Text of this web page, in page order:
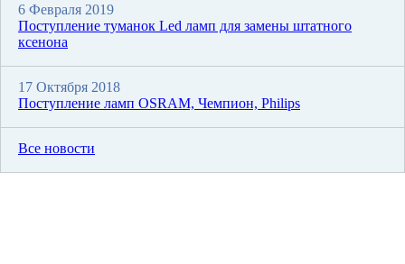
6 Февраля 2019
Поступление туманок Led ламп для замены штатного
ксенона
17 Октября 2018
Поступление ламп OSRAM, Чемпион, Philips
Все новости